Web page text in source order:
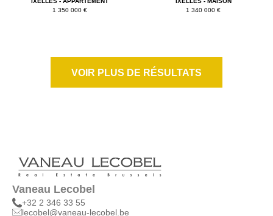
1 350 000 €
1 340 000 €
VOIR PLUS DE RÉSULTATS
Vaneau Lecobel
+32 2 346 33 55
lecobel@vaneau-lecobel.be